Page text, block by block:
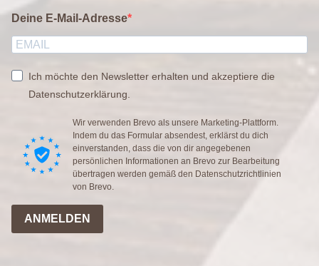
Deine E-Mail-Adresse
Ich möchte den Newsletter erhalten und akzeptiere die
Datenschutzerklärung.
Wir verwenden Brevo als unsere Marketing-Plattform.
Indem du das Formular absendest, erklärst du dich
einverstanden, dass die von dir angegebenen
persönlichen Informationen an Brevo zur Bearbeitung
übertragen werden gemäß den Datenschutzrichtlinien
von Brevo.
ANMELDEN